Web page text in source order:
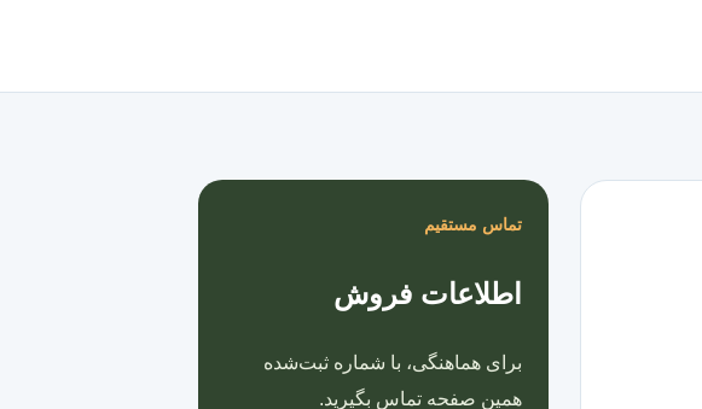
تماس مستقیم
اطلاعات فروش
برای هماهنگی، با شماره ثبت‌شده
همین صفحه تماس بگیرید.